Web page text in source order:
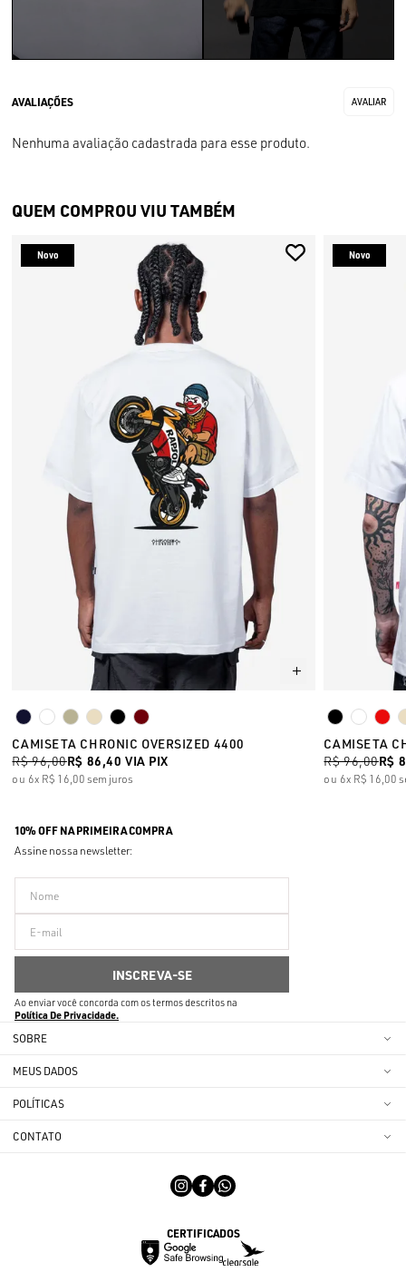
Nenhuma avaliação cadastrada para esse produto.
QUEM COMPROU VIU TAMBÉM
Novo
CAMISETA CHRONIC OVERSIZED 4400
R$ 86,40 VIA PIX
R$ 96,00
6x R$ 16,00 sem juros
Novo
CAMISETA
R$
R$ 96,00
6x R$ 16,00
10% OFF NA PRIMEIRA COMPRA
Assine nossa newsletter:
Ao enviar você concorda com os termos descritos na
Política De Privacidade
SOBRE
MEUS DADOS
POLÍTICAS
CONTATO
CERTIFICADOS